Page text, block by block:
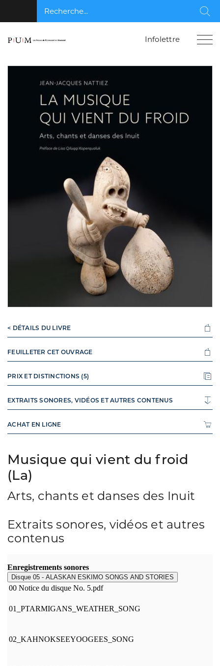
Recherche...
Infolettre
Musique qui vient du froid
(La)
Arts, chants et danses des Inuit
Extraits sonores, vidéos et autres
contenus
< DÉTAILS DU LIVRE
FEUILLETER CET OUVRAGE
PRIX ET DISTINCTIONS (5)
EXTRAITS SONORES, VIDÉOS ET AUTRES CONTENUS
ACHAT EN LIGNE